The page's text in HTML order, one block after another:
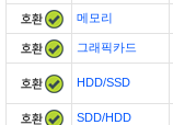
메모리
그래픽카드
HDD/SSD
SDD/HDD